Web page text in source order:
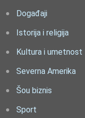
Događaji
Istorija i religija
Kultura i umetnost
Severna Amerika
Šou biznis
Sport